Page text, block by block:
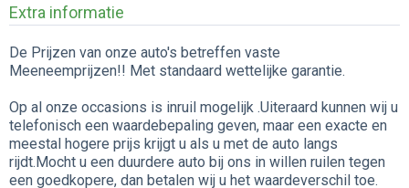
Extra informatie
De Prijzen van onze auto's betreffen vaste
Meeneemprijzen!! Met standaard wettelijke garantie.
Op al onze occasions is inruil mogelijk .Uiteraard kunnen wij u
telefonisch een waardebepaling geven, maar een exacte en
meestal hogere prijs krijgt u als u met de auto langs
rijdt.Mocht u een duurdere auto bij ons in willen ruilen tegen
een goedkopere, dan betalen wij u het waardeverschil toe.